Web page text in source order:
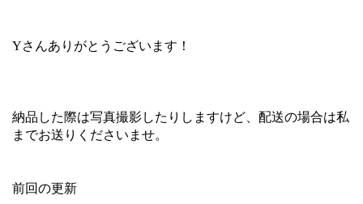
Yさんありがとうございます！
納品した際は写真撮影したりしますけど、配送の場合は私
までお送りくださいませ。
前回の更新